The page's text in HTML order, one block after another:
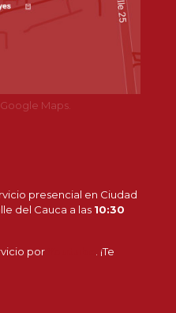
Maps.
presencial en Ciudad
del Cauca a las 10:30
por
. ¡Te